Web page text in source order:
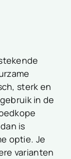
sterk en
in de
is
optie. Je
varianten